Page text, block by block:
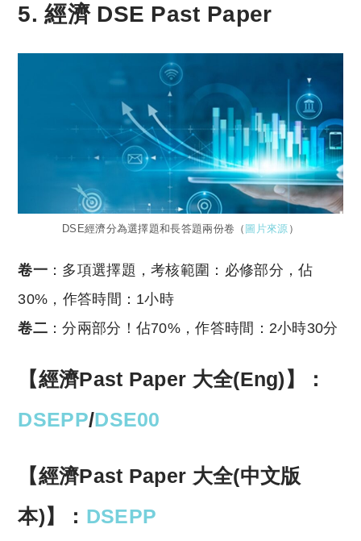
5. 經濟 DSE Past Paper
DSE經濟分為選擇題和長答題兩份卷（ 圖片來源 ）
卷一 ：多項選擇題，考核範圍：必修部分，佔
30%，作答時間：1小時
卷二 ：分兩部分！佔70%，作答時間：2小時30分
【經濟Past Paper 大全(Eng)】：
DSEPP/DSE00
【經濟Past Paper 大全(中文版
本)】： DSEPP